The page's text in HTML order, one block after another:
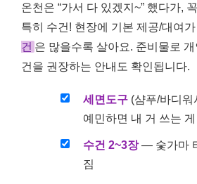
온천은 “가서 다 있겠지~” 했다가,
특히 수건! 현장에 기본 제공/대여
건 은 많을수록 살아요. 준비물로
건을 권장하는 안내도 확인됩니다.
세면도구 (샴푸/바디
예민하면 내 거 쓰는
수건 2~3장— 숯가마
짐